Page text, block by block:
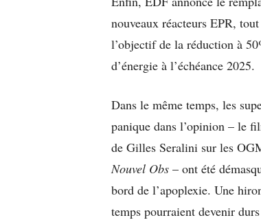
nouveaux réacteurs EPR,
l’objectif de la réduction à
d’énergie à l’échéance 2025.
Dans le même temps, les
panique dans l’opinion – le
de Gilles Seralini sur les
Nouvel Obs – ont été
bord de l’apoplexie. Une
temps pourraient devenir